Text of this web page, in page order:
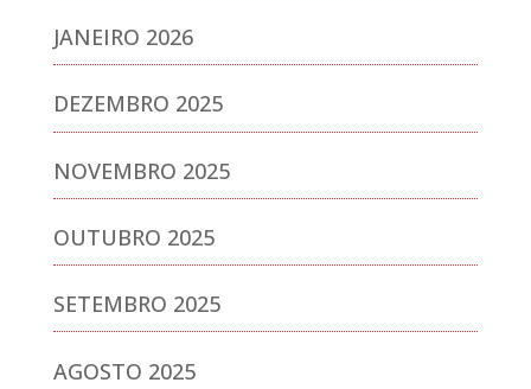
JANEIRO 2026
DEZEMBRO 2025
NOVEMBRO 2025
OUTUBRO 2025
SETEMBRO 2025
AGOSTO 2025